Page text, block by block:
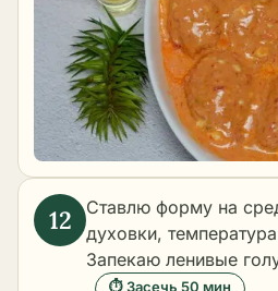
Ставлю форму на
духовки,
Запекаю ленивые
⏱ Засечь 50 мин